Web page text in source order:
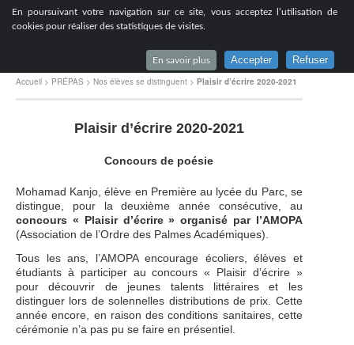
En poursuivant votre navigation sur ce site, vous acceptez l’utilisation de
cookies pour réaliser des statistiques de visites.
En savoir plus Accepter Refuser
Lycée du Parc à Lyon
Accueil > PRÉPAS > Nos élèves se distinguent > Plaisir d’écrire 2020-2021
Plaisir d’écrire 2020-2021
Concours de poésie
Mohamad Kanjo, élève en Première au lycée du Parc, se
distingue, pour la deuxième année consécutive, au
concours « Plaisir d’écrire » organisé par l’AMOPA
(Association de l’Ordre des Palmes Académiques).
Tous les ans, l’AMOPA encourage écoliers, élèves et
étudiants à participer au concours « Plaisir d’écrire »
pour découvrir de jeunes talents littéraires et les
distinguer lors de solennelles distributions de prix. Cette
année encore, en raison des conditions sanitaires, cette
cérémonie n’a pas pu se faire en présentiel.